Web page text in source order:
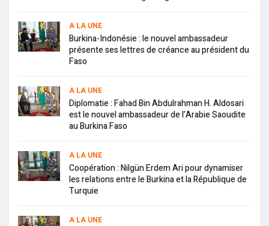
A LA UNE
Burkina-Indonésie : le nouvel ambassadeur
présente ses lettres de créance au président du
Faso
A LA UNE
Diplomatie : Fahad Bin Abdulrahman H. Aldosari
est le nouvel ambassadeur de l’Arabie Saoudite
au Burkina Faso
A LA UNE
Coopération : Nilgün Erdem Ari pour dynamiser
les relations entre le Burkina et la République de
Turquie
A LA UNE